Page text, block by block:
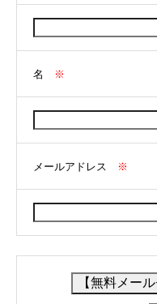
名 ※
メールアドレス ※